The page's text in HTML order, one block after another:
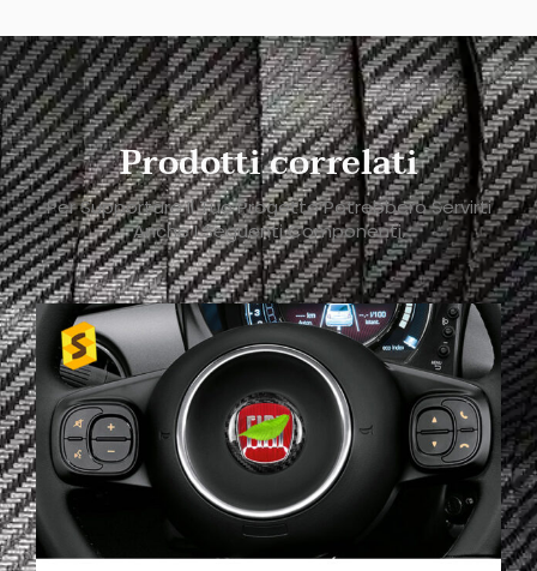
Prodotti correlati
Per Supportare Il Tuo Progetto Potrebbero Servirti
Anche I Seguenti Componenti.